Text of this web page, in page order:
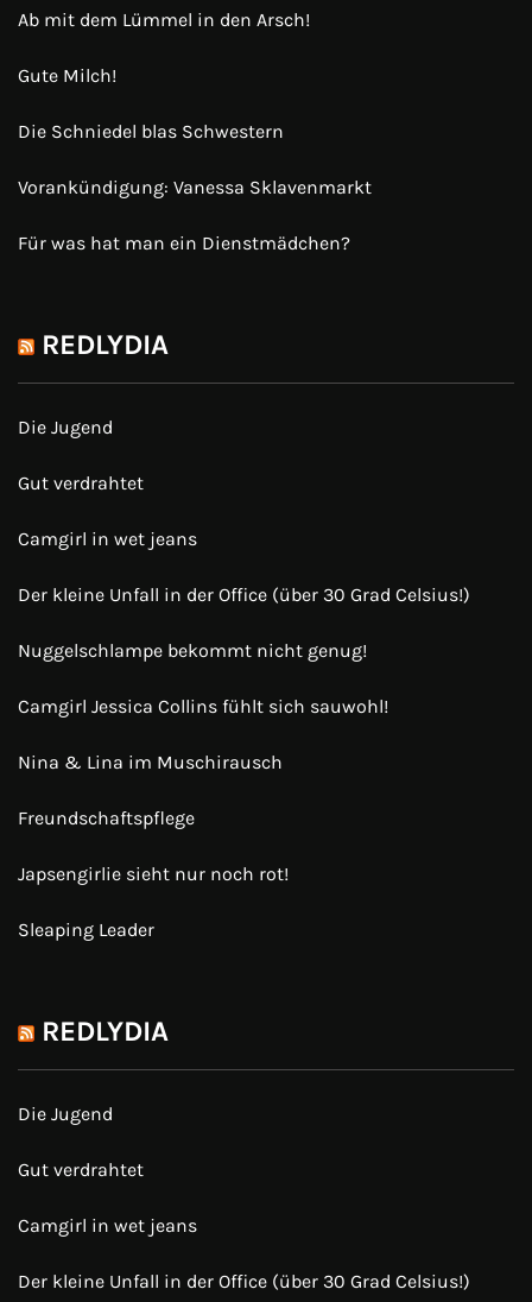
Ab mit dem Lümmel in den Arsch!
Gute Milch!
Die Schniedel blas Schwestern
Vorankündigung: Vanessa Sklavenmarkt
Für was hat man ein Dienstmädchen?
REDLYDIA
Die Jugend
Gut verdrahtet
Camgirl in wet jeans
Der kleine Unfall in der Office (über 30 Grad Celsius!)
Nuggelschlampe bekommt nicht genug!
Camgirl Jessica Collins fühlt sich sauwohl!
Nina & Lina im Muschirausch
Freundschaftspflege
Japsengirlie sieht nur noch rot!
Sleaping Leader
REDLYDIA
Die Jugend
Gut verdrahtet
Camgirl in wet jeans
Der kleine Unfall in der Office (über 30 Grad Celsius!)